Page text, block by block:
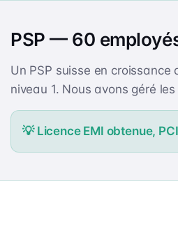
PSP — 60
Un PSP suisse en
niveau 1. Nous avons géré
💡 Licence EMI obtenue,